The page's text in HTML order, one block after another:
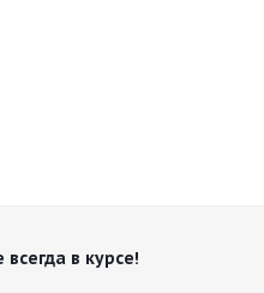
всегда в курсе!